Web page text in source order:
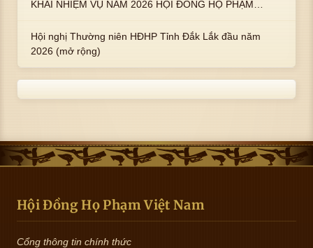
KHAI NHIỆM VỤ NĂM 2026 HỘI ĐỒNG HỌ PHẠM
Hội nghị Thường niên HĐHP Tỉnh Đắk Lắk đầu năm
2026 (mở rộng)
Hội Đồng Họ Phạm Việt Nam
Cổng thông tin chính thức